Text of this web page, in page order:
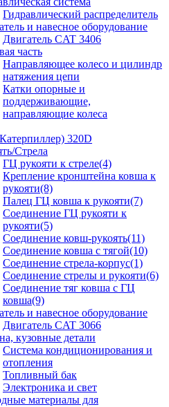
Гидравлический распределитель
и навесное оборудование
Двигатель CAT 3406
часть
Направляющее колесо и цилиндр
натяжения цепи
Катки опорные и
поддерживающие,
направляющие колеса
320D
Стрела
ГЦ рукояти к стреле(4)
Крепление кронштейна ковша к
рукояти(8)
Палец ГЦ ковша к рукояти(7)
Соединение ГЦ рукояти к
рукояти(5)
Соединение ковш-рукоять(11)
Соединение ковша с тягой(10)
Соединение стрела-корпус(1)
Соединение стрелы и рукояти(6)
Соединение тяг ковша с ГЦ
ковша(9)
и навесное оборудование
Двигатель CAT 3066
кузовные детали
Система кондиционирования и
отопления
Топливный бак
Электроника и свет
материалы для